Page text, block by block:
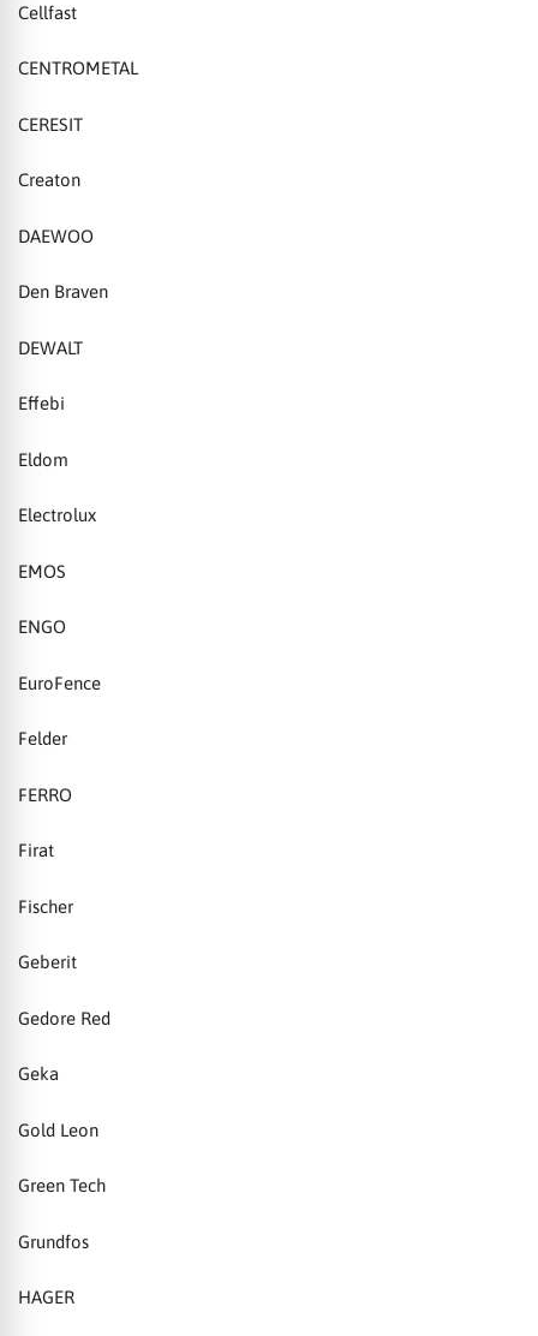
Cellfast
CENTROMETAL
CERESIT
Creaton
DAEWOO
Den Braven
DEWALT
Effebi
Eldom
Electrolux
EMOS
ENGO
EuroFence
Felder
FERRO
Firat
Fischer
Geberit
Gedore Red
Geka
Gold Leon
Green Tech
Grundfos
HAGER